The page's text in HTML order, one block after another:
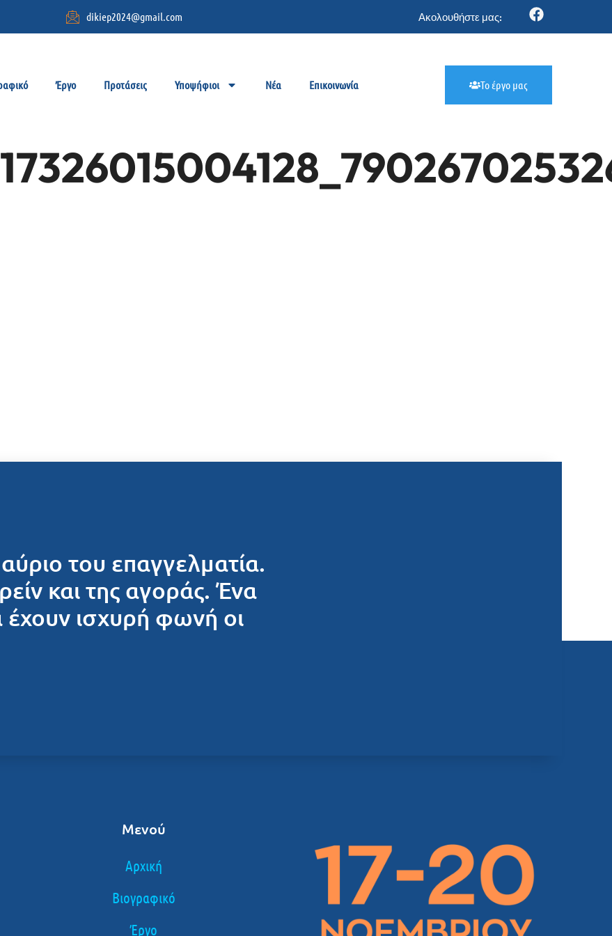
dikiep2024@gmail.com Ακολουθήστε μας:
Έργο Προτάσεις Υποψήφιοι Νέα Επικοινωνία Το έργο μας
του επαγγελματία.
και της αγοράς. Ένα
έχουν ισχυρή φωνή οι
Μενού
Αρχική
Βιογραφικό
Έργο